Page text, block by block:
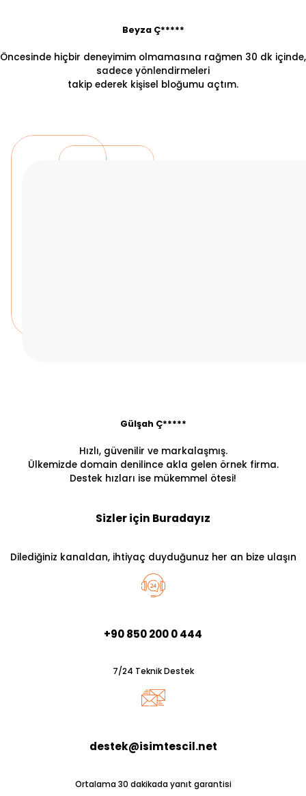
Beyza Ç*****
Öncesinde hiçbir deneyimim olmamasına rağmen 30 dk içinde,
sadece yönlendirmeleri
takip ederek kişisel bloğumu açtım.
Gülşah Ç*****
Hızlı, güvenilir ve markalaşmış.
Ülkemizde domain denilince akla gelen örnek firma.
Destek hızları ise mükemmel ötesi!
Sizler için Buradayız
Dilediğiniz kanaldan, ihtiyaç duyduğunuz her an bize ulaşın
+90 850 200 0 444
7/24 Teknik Destek
destek@isimtescil.net
Ortalama 30 dakikada yanıt garantisi